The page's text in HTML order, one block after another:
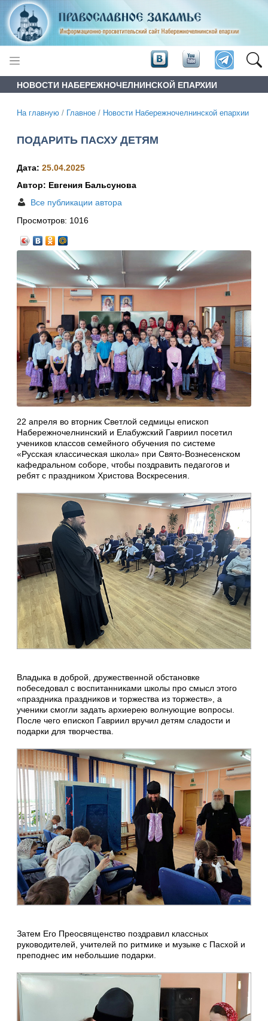
НОВОСТИ НАБЕРЕЖНОЧЕЛНИНСКОЙ ЕПАРХИИ
На главную / Главное / Новости Набережночелнинской епархии
ПОДАРИТЬ ПАСХУ ДЕТЯМ
Дата: 25.04.2025
Автор: Евгения Бальсунова
Все публикации автора
Просмотров: 1016
22 апреля во вторник Светлой седмицы епископ
Набережночелнинский и Елабужский Гавриил посетил
учеников классов семейного обучения по системе
«Русская классическая школа» при Свято-Вознесенском
кафедральном соборе, чтобы поздравить педагогов и
ребят с праздником Христова Воскресения.
Владыка в доброй, дружественной обстановке
побеседовал с воспитанниками школы про смысл этого
«праздника праздников и торжества из торжеств», а
ученики смогли задать архиерею волнующие вопросы.
После чего епископ Гавриил вручил детям сладости и
подарки для творчества.
Затем Его Преосвященство поздравил классных
руководителей, учителей по ритмике и музыке с Пасхой и
преподнес им небольшие подарки.